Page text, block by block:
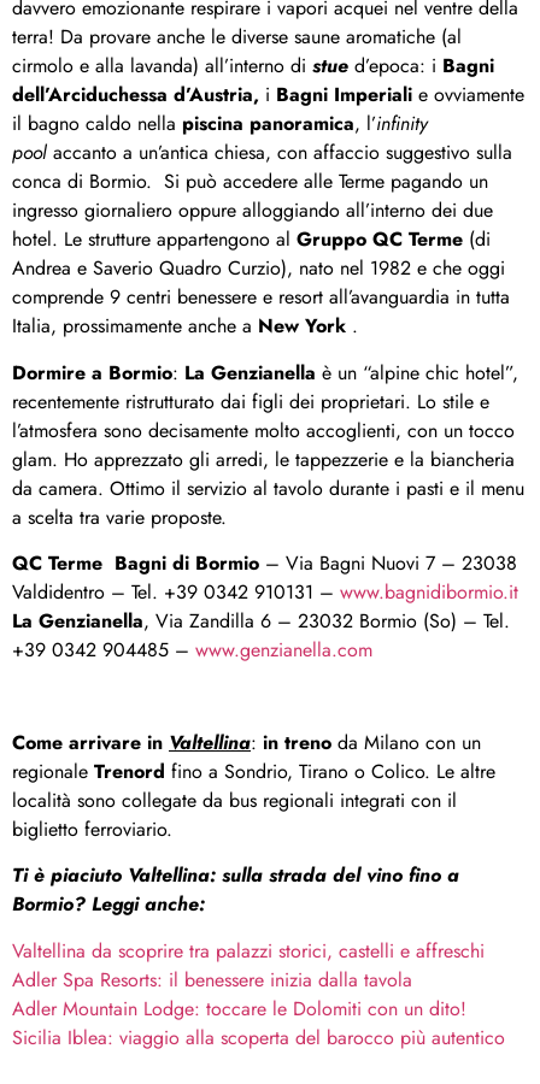
davvero emozionante respirare i vapori acquei nel ventre della
terra! Da provare anche le diverse saune aromatiche (al
cirmolo e alla lavanda) all’interno di stue d’epoca: i Bagni
dell’Arciduchessa d’Austria, i Bagni Imperiali e ovviamente
il bagno caldo nella piscina panoramica, l’infinity
pool accanto a un’antica chiesa, con affaccio suggestivo sulla
conca di Bormio. Si può accedere alle Terme pagando un
ingresso giornaliero oppure alloggiando all’interno dei due
hotel. Le strutture appartengono al Gruppo QC Terme (di
Andrea e Saverio Quadro Curzio), nato nel 1982 e che oggi
comprende 9 centri benessere e resort all’avanguardia in tutta
Italia, prossimamente anche a New York .
Dormire a Bormio: La Genzianella è un “alpine chic hotel”,
recentemente ristrutturato dai figli dei proprietari. Lo stile e
l’atmosfera sono decisamente molto accoglienti, con un tocco
glam. Ho apprezzato gli arredi, le tappezzerie e la biancheria
da camera. Ottimo il servizio al tavolo durante i pasti e il menu
a scelta tra varie proposte.
QC Terme Bagni di Bormio – Via Bagni Nuovi 7 – 23038
Valdidentro – Tel. +39 0342 910131 – www.bagnidibormio.it
La Genzianella, Via Zandilla 6 – 23032 Bormio (So) – Tel.
+39 0342 904485 – www.genzianella.com
Come arrivare in Valtellina: in treno da Milano con un
regionale Trenord fino a Sondrio, Tirano o Colico. Le altre
località sono collegate da bus regionali integrati con il
biglietto ferroviario.
Ti è piaciuto Valtellina: sulla strada del vino fino a
Bormio? Leggi anche:
Valtellina da scoprire tra palazzi storici, castelli e affreschi
Adler Spa Resorts: il benessere inizia dalla tavola
Adler Mountain Lodge: toccare le Dolomiti con un dito!
Sicilia Iblea: viaggio alla scoperta del barocco più autentico